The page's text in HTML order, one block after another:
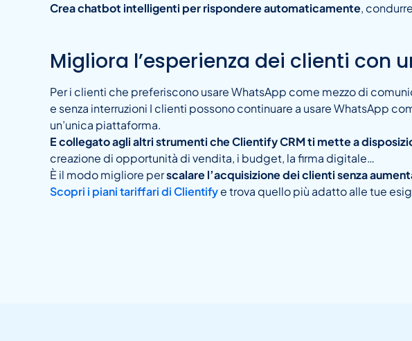
Crea chatbot intelligenti per rispondere automaticamente,
Migliora l’esperienza dei clienti con
Per i clienti che preferiscono usare WhatsApp come mezzo di
e senza interruzioni I clienti possono continuare a usare WhatsApp
un’unica piattaforma.
E collegato agli altri strumenti che Clientify CRM ti mette a
creazione di opportunità di vendita, i budget, la firma digitale…
È il modo migliore perscalare l’acquisizione dei clienti senza
Scopri i piani tariffari di Clientifye trova quello più adatto alle tue